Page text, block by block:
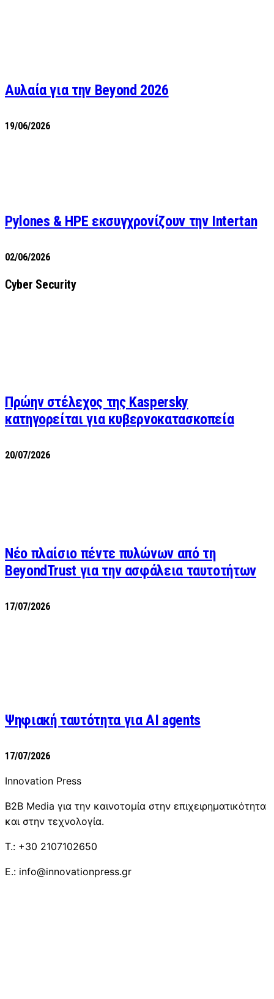
Αυλαία για την Beyond 2026
19/06/2026
Pylones & HPE εκσυγχρονίζουν την Intertan
02/06/2026
Cyber Security
Πρώην στέλεχος της Kaspersky
κατηγορείται για κυβερνοκατασκοπεία
20/07/2026
Νέο πλαίσιο πέντε πυλώνων από τη
BeyondTrust για την ασφάλεια ταυτοτήτων
17/07/2026
Ψηφιακή ταυτότητα για AI agents
17/07/2026
Innovation Press
B2B Media για την καινοτομία στην επιχειρηματικότητα
και στην τεχνολογία.
T.: +30 2107102650
E.: info@innovationpress.gr